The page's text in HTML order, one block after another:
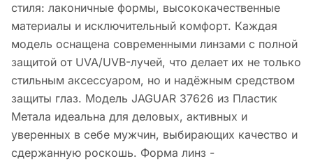
стиля: лаконичные формы, высококачественные
материалы и исключительный комфорт. Каждая
модель оснащена современными линзами с полной
защитой от UVA/UVB-лучей, что делает их не только
стильным аксессуаром, но и надёжным средством
защиты глаз. Модель JAGUAR 37626 из Пластик
Метала идеальна для деловых, активных и
уверенных в себе мужчин, выбирающих качество и
сдержанную роскошь. Форма линз -